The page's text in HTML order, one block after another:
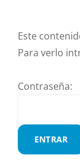
Este
Para verlo
Contraseña: